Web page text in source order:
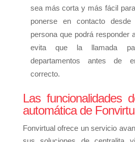
sea más corta y más fácil
ponerse en contacto
persona que podrá responder
evita que la llamada
departamentos antes de
correcto.
Las funcionalidades
automática de
Fonvirtual ofrece un servicio